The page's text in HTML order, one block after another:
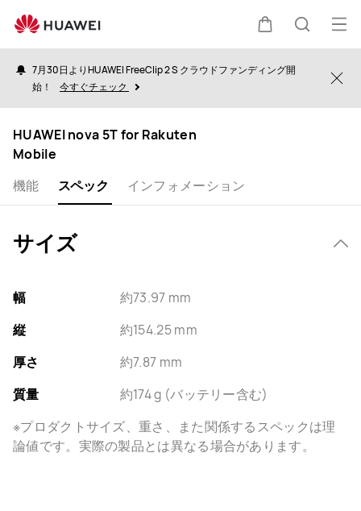
nova
5T
for
Rakuten
Mobile
Specification
カ
検
オ
プ
ン
ー
7月30日よりHUAWEI FreeClip 2 S クラウドファンディング開
始！
今すぐチェック
HUAWEI nova 5T for Rakuten
Mobile
機能
スペック インフォメーション
サイズ
幅
約73.97 mm
縦
約154.25 mm
厚さ
約7.87 mm
質量
約174 g (バッテリー含む)
※プロダクトサイズ、重さ、また関係するスペックは理
論値です。実際の製品とは異なる場合があります。